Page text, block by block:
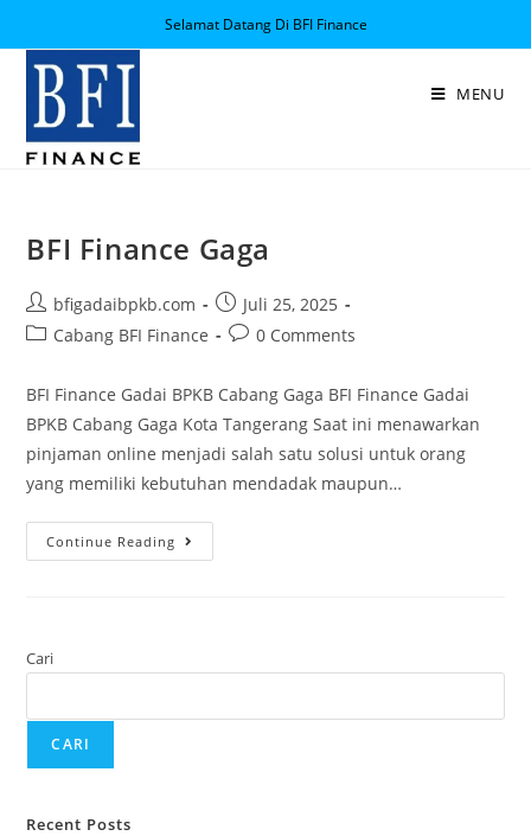
Selamat Datang Di BFI Finance
MENU
BFI Finance Gaga
bfigadaibpkb.com
Juli 25, 2025
Cabang BFI Finance
0 Comments
BFI Finance Gadai BPKB Cabang Gaga BFI Finance Gadai
BPKB Cabang Gaga Kota Tangerang Saat ini menawarkan
pinjaman online menjadi salah satu solusi untuk orang
yang memiliki kebutuhan mendadak maupun…
Continue Reading
Cari
CARI
Recent Posts